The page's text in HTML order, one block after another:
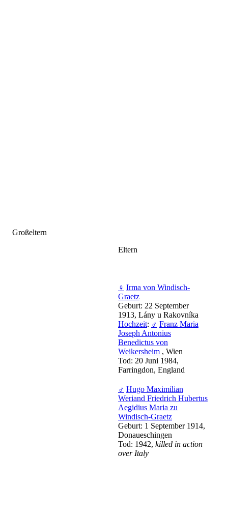
Großeltern
Eltern
♀ Irma von Windisch-
Graetz
Geburt: 22 September
1913, Lány u Rakovníka
Hochzeit: ♂ Franz Maria
Joseph Antonius
Benedictus von
Weikersheim , Wien
Tod: 20 Juni 1984,
Farringdon, England
♂ Hugo Maximilian
Weriand Friedrich Hubertus
Aegidius Maria zu
Windisch-Graetz
Geburt: 1 September 1914,
Donaueschingen
Tod: 1942, killed in action
over Italy